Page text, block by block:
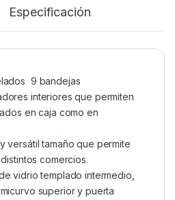
Especificación
9 bandejas
interiores que permiten
en caja como en
versátil tamaño que permite
comercios.
vidrio templado intermedio,
superior y puerta